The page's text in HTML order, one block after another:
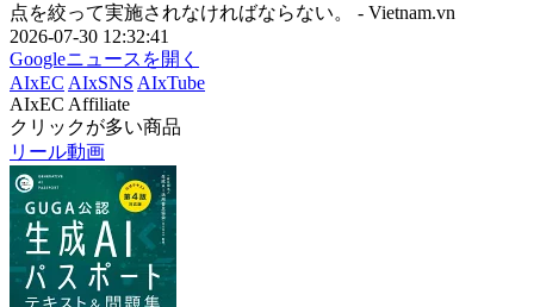
点を絞って実施されなければならない。 - Vietnam.vn
2026-07-30 12:32:41
Googleニュースを開く
AIxEC AIxSNS AIxTube
AIxEC Affiliate
クリックが多い商品
リール動画